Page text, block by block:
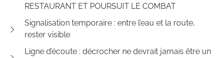
RESTAURANT ET POURSUIT LE COMBAT
Signalisation temporaire : entre l’eau et la route,
rester visible
Ligne d’écoute : décrocher ne devrait jamais être un